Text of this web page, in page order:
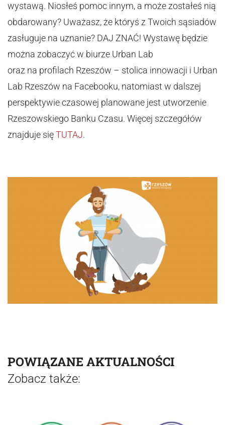
wystawą. Niosłeś pomoc innym, a może zostałeś nią
obdarowany? Uważasz, że któryś z Twoich sąsiadów
zasługuje na uznanie? DAJ ZNAĆ! Wystawę będzie
można zobaczyć w biurze Urban Lab
oraz na profilach Rzeszów – stolica innowacji i Urban
Lab Rzeszów na Facebooku, natomiast w dalszej
perspektywie czasowej planowane jest utworzenie
Rzeszowskiego Banku Czasu. Więcej szczegółów
znajduje sięTUTAJ.
POWIĄZANE AKTUALNOŚCI
Zobacz także: